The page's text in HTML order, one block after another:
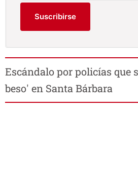
Suscribirse
Escándalo por policías que
beso' en Santa Bárbara